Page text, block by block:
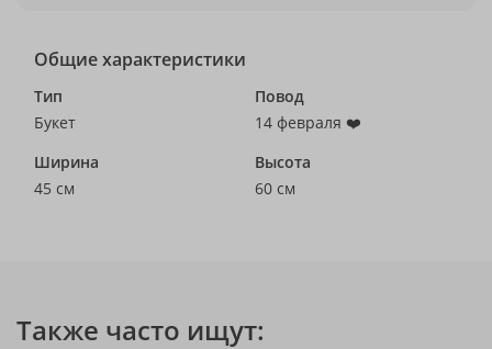
Общие характеристики
Тип
Букет
Повод
14 февраля ❤️
Ширина
45 см
Высота
60 см
Также часто ищут: